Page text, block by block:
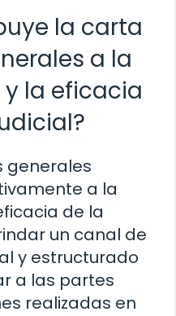
la carta
a la
la eficacia
generales
a la
de la
un canal de
y estructurado
a las partes
realizadas en